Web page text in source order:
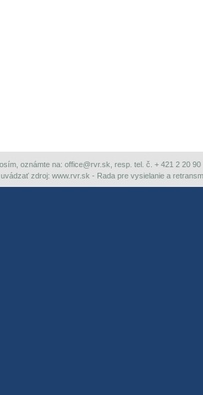
oznámte na: office@rvr.sk, resp. tel. č. + 421 2 20 90
zdroj: www.rvr.sk - Rada pre vysielanie a